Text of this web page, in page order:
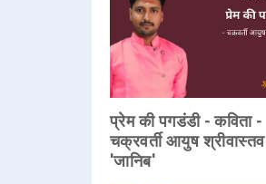
प्रेम की पगडंडी - कविता -
चक्रवर्ती आयुष श्रीवास्तव
'जानिब'